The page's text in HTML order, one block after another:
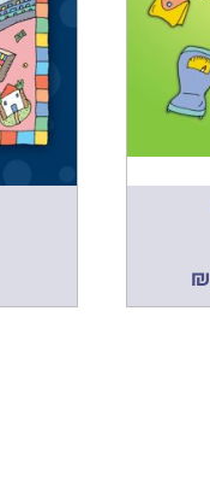
₪